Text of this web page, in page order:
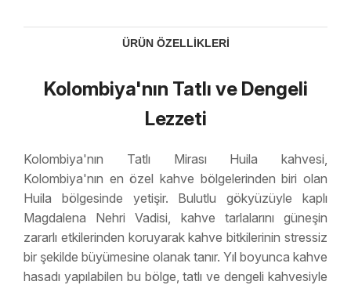
ÜRÜN ÖZELLIKLERI
Kolombiya'nın Tatlı ve Dengeli
Lezzeti
Kolombiya'nın Tatlı Mirası Huila kahvesi,
Kolombiya'nın en özel kahve bölgelerinden biri olan
Huila bölgesinde yetişir. Bulutlu gökyüzüyle kaplı
Magdalena Nehri Vadisi, kahve tarlalarını güneşin
zararlı etkilerinden koruyarak kahve bitkilerinin stressiz
bir şekilde büyümesine olanak tanır. Yıl boyunca kahve
hasadı yapılabilen bu bölge, tatlı ve dengeli kahvesiyle